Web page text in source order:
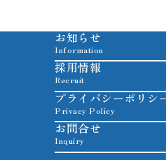
お知らせ
Information
採用情報
Recruit
プライバシーポリシ
Privacy Policy
お問合せ
Inquiry